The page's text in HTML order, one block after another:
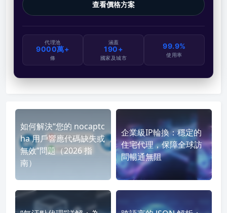
查看價格方案
代理池
9000萬+
條
涵蓋
190+
國家及城市
99.9%
使用率
如何解決“您的 nocaptc
ha 用戶響應代碼缺失或
無效”問題（2026 指
南）
企業級IP輪換：穩定的
住宅代理，保障全球訪
問暢通無阻